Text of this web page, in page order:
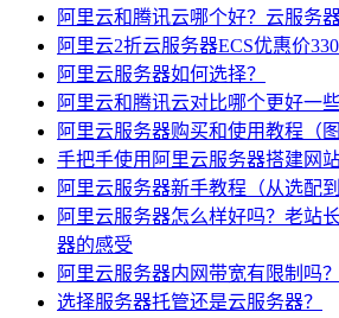
阿里云和腾讯云哪个好？云服务
阿里云2折云服务器ECS优惠价
阿里云服务器如何选择？
阿里云和腾讯云对比哪个更好一
阿里云服务器购买和使用教程（图
手把手使用阿里云服务器搭建网
阿里云服务器新手教程（从选配
阿里云服务器怎么样好吗？老站
器的感受
阿里云服务器内网带宽有限制吗
选择服务器托管还是云服务器？